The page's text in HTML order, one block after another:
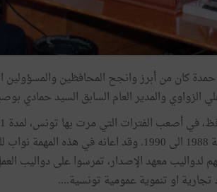
كان من أبرز وانجح المحافظين والمسؤولين
الزواوي والمدير العام السابق السيد حمادي
الى سنتين كنائب للمحافظ من سنة 1988 الى 1990. وقد
لدواليب معهد الإصدار، تمرسوا على دواليب
تجارية او تنموية عمومية تونسية....